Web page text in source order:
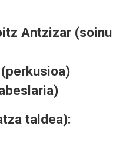
Antzizar (soinu
taldea):